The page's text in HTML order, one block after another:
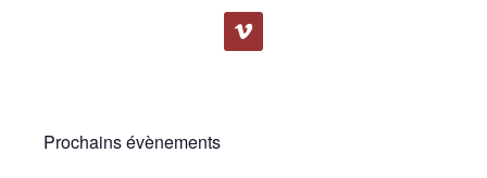
Prochains évènements